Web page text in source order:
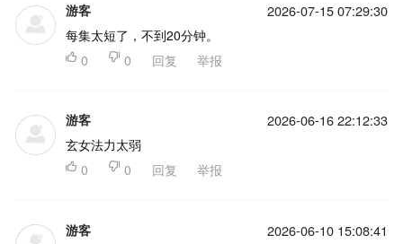
游客 2026-07-15 07:29:30
每集太短了，不到20分钟。
 0  0 回复 举报
游客 2026-06-16 22:12:33
玄女法力太弱
 0  0 回复 举报
游客 2026-06-10 15:08:41